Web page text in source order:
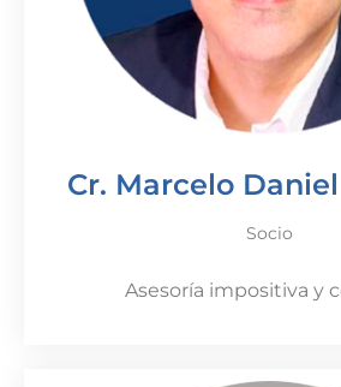
Cr. Marcelo
Socio
Asesoría impositiva y